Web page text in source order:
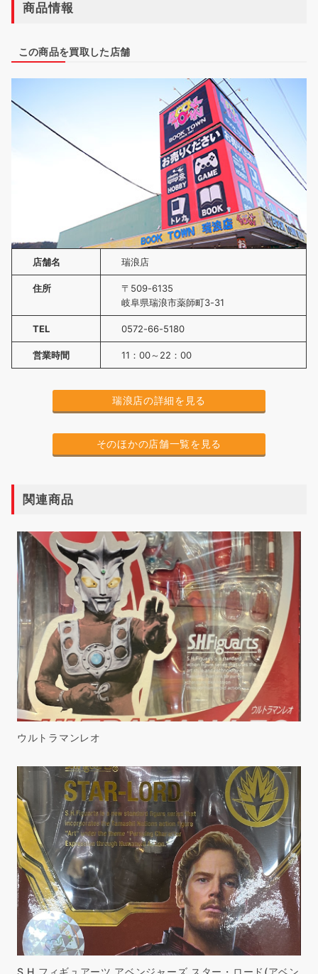
商品情報
この商品を買取した店舗
店舗名 瑞浪店
住所
〒509-6135
岐阜県瑞浪市薬師町3-31
TEL 0572-66-5180
営業時間 11：00～22：00
瑞浪店の詳細を見る
そのほかの店舗一覧を見る
関連商品
ウルトラマンレオ